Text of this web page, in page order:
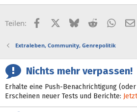
Teilen: FacebookX (Twitter)
BlueskyReddit
Extraleben, Community, Genrepolitik
Nichts mehr verpassen!
Erhalte eine Push-Benachrichtigung
Erscheinen neuer Tests und Berichte: